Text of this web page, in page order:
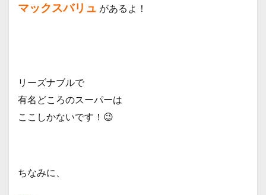
マックスバリュ があるよ！
リーズナブルで
有名どころのスーパーは
ここしかないです！😉
ちなみに、